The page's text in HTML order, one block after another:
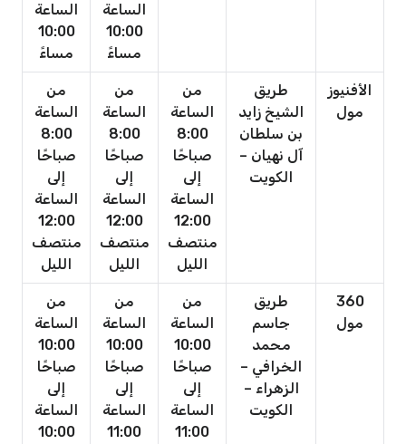
الساعة
10:00
مساءً
الساعة
10:00
مساءً
الأفنيوز
مول
طريق
الشيخ زايد
بن سلطان
آل نهيان –
الكويت
من
الساعة
8:00
صباحًا
إلى
الساعة
12:00
منتصف
الليل
من
الساعة
8:00
صباحًا
إلى
الساعة
12:00
منتصف
الليل
من
الساعة
8:00
صباحًا
إلى
الساعة
12:00
منتصف
الليل
360
مول
طريق
جاسم
محمد
الخرافي –
الزهراء –
الكويت
من
الساعة
10:00
صباحًا
إلى
الساعة
11:00
من
الساعة
10:00
صباحًا
إلى
الساعة
11:00
من
الساعة
10:00
صباحًا
إلى
الساعة
10:00